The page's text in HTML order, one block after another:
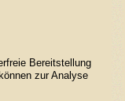
Bereitstellung
zur Analyse